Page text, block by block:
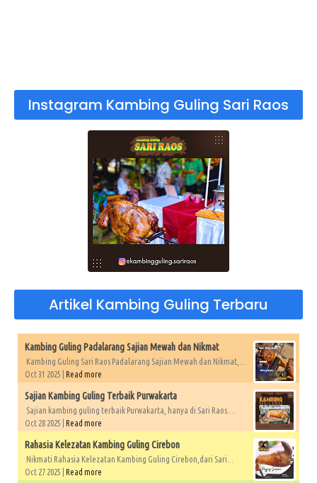
Instagram Kambing Guling Sari Raos
Artikel Kambing Guling Terbaru
Kambing Guling Padalarang Sajian Mewah dan Nikmat
Kambing Guling Sari Raos Padalarang Sajian Mewah dan Nikmat,...
Oct 31 2025 | Read more
Sajian Kambing Guling Terbaik Purwakarta
Sajian kambing guling terbaik Purwakarta, hanya di Sari Raos....
Oct 28 2025 | Read more
Rahasia Kelezatan Kambing Guling Cirebon
Nikmati Rahasia Kelezatan Kambing Guling Cirebon,dari Sari...
Oct 27 2025 | Read more